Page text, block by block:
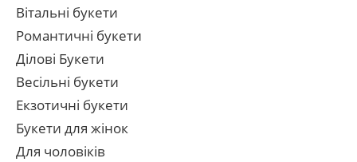
Вітальні букети
Романтичні букети
Ділові Букети
Весільні букети
Екзотичні букети
Букети для жінок
Для чоловіків